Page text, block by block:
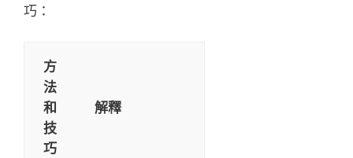
巧：
方
法
和
技
巧
解釋